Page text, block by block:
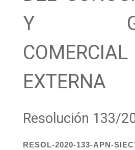
Y
COMERCIAL
EXTERNA
Resolución 133/
RESOL-2020-133-APN-